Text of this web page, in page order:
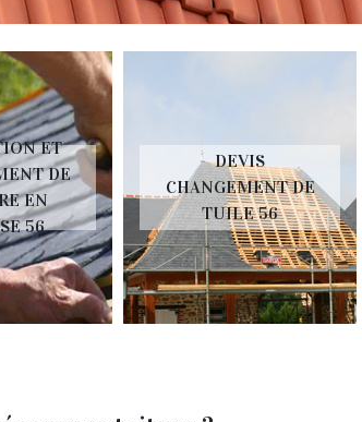
ET
DE
EN
56
DEVIS
CHANGEMENT DE
TUILE 56